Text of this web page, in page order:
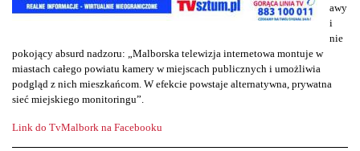
awy
i
nie
pokojący absurd nadzoru: „Malborska telewizja internetowa montuje w
miastach całego powiatu kamery w miejscach publicznych i umożliwia
podgląd z nich mieszkańcom. W efekcie powstaje alternatywna, prywatna
sieć miejskiego monitoringu”.
Link do TvMalbork na Facebooku